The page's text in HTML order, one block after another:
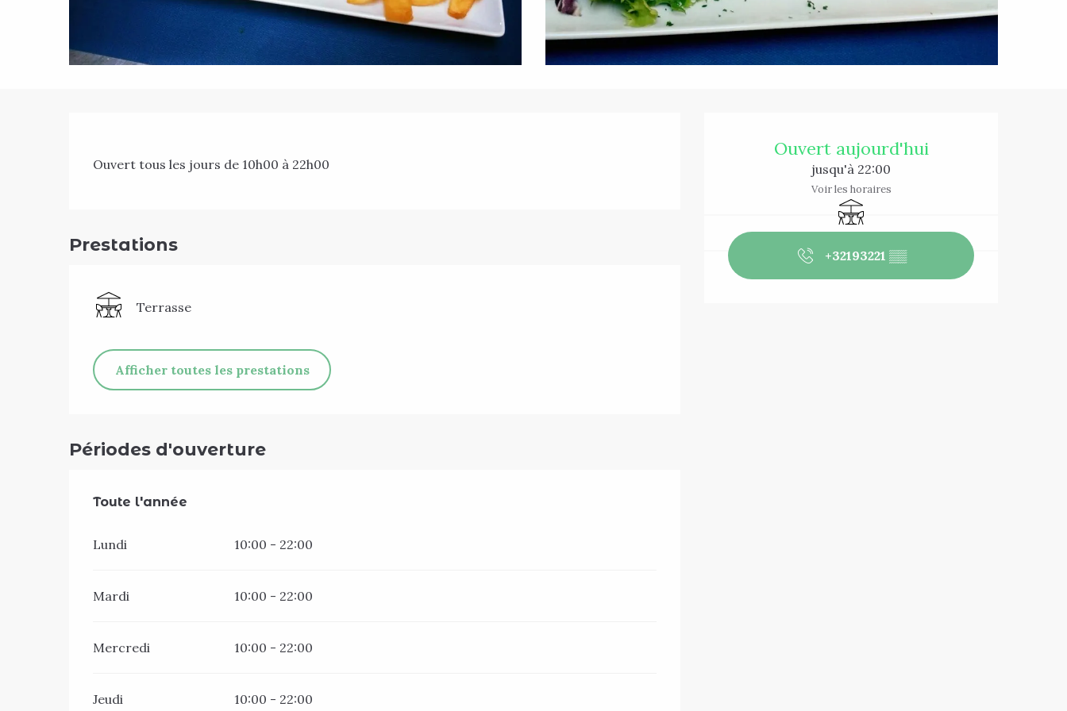
Ouverture et
Ouvert aujourd'hui
jusqu'à 22:00
Voir les horaires
Terrasse
+32193221 ▒▒
Ouvert tous les jours de 10h00 à 22h00
Prestations
Terrasse
Afficher toutes les prestations
Périodes d'ouverture
Toute l'année
Toute l'année
Lundi 10:00 - 22:00
Mardi 10:00 - 22:00
Mercredi 10:00 - 22:00
Jeudi 10:00 - 22:00